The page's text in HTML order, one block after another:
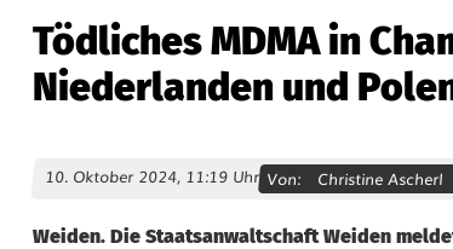
Tödliches MDMA in
Niederlanden und
10. Oktober 2024, 11:19 Uhr Von: Christine Ascherl
Weiden. Die Staatsanwaltschaft Weiden